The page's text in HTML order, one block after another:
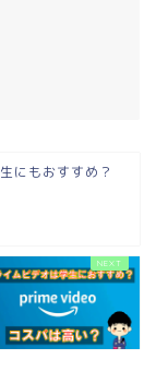
にもおすすめ？